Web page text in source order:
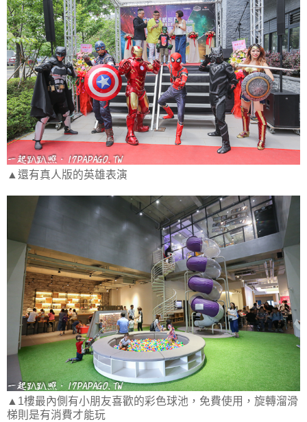
▲還有真人版的英雄表演
▲1樓最內側有小朋友喜歡的彩色球池，免費使用，旋轉溜滑
梯則是有消費才能玩